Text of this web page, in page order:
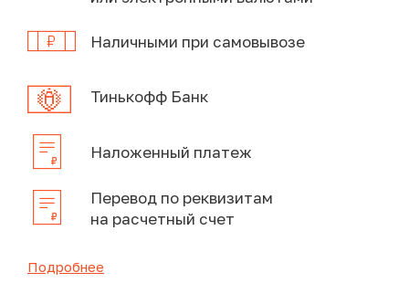
Наличными при самовывозе
Тинькофф Банк
Наложенный платеж
Перевод по реквизитам
на расчетный счет
Подробнее